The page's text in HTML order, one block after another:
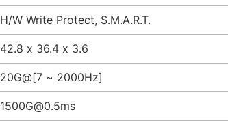
H/W Write Protect, S.M.A.R.T.
42.8 x 36.4 x 3.6
20G@[7 ~ 2000Hz]
1500G@0.5ms